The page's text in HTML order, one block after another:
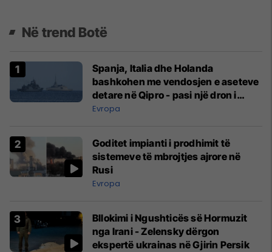
Në trend Botë
Spanja, Italia dhe Holanda
bashkohen me vendosjen e aseteve
detare në Qipro - pasi një dron i
prodhuar në Iran goditi bazën
Evropa
Goditet impianti i prodhimit të
sistemeve të mbrojtjes ajrore në
Rusi
Evropa
Bllokimi i Ngushticës së Hormuzit
nga Irani - Zelensky dërgon
ekspertë ukrainas në Gjirin Persik